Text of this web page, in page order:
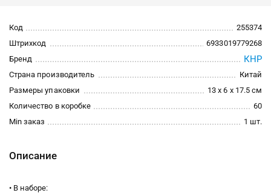
Код
255374
Штрихкод
6933019779268
Бренд
КНР
Страна производитель
Китай
Размеры упаковки
13 x 6 x 17.5 см
Количество в коробке
60
Min заказ
1 шт.
Описание
• В наборе: